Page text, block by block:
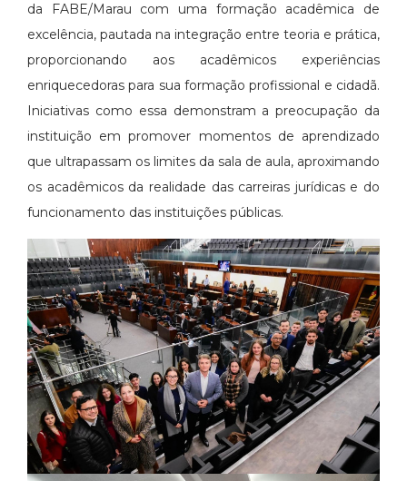
da FABE/Marau com uma formação acadêmica de
excelência, pautada na integração entre teoria e prática,
proporcionando aos acadêmicos experiências
enriquecedoras para sua formação profissional e cidadã.
Iniciativas como essa demonstram a preocupação da
instituição em promover momentos de aprendizado
que ultrapassam os limites da sala de aula, aproximando
os acadêmicos da realidade das carreiras jurídicas e do
funcionamento das instituições públicas.